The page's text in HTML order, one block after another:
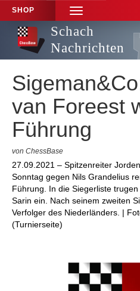
SHOP
TOGGLE
NAVIGATION
Schach
Nachrichten
van Foreest
Führung
von ChessBase
27.09.2021 – Spitzenreiter
Sonntag gegen Nils Grandelius
Führung. In die Siegerliste
Sarin ein. Nach seinem zweiten
Verfolger des Niederländers. |
(Turnierseite)